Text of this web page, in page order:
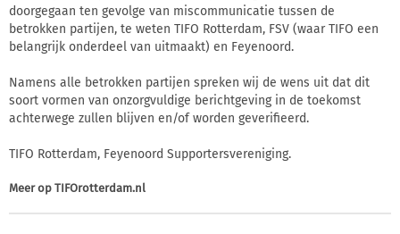
doorgegaan ten gevolge van miscommunicatie tussen de
betrokken partijen, te weten TIFO Rotterdam, FSV (waar TIFO een
belangrijk onderdeel van uitmaakt) en Feyenoord.
Namens alle betrokken partijen spreken wij de wens uit dat dit
soort vormen van onzorgvuldige berichtgeving in de toekomst
achterwege zullen blijven en/of worden geverifieerd.
TIFO Rotterdam, Feyenoord Supportersvereniging.
Meer op TIFOrotterdam.nl